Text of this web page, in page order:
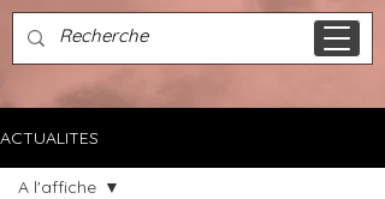
ACTUALITES
A l'affiche